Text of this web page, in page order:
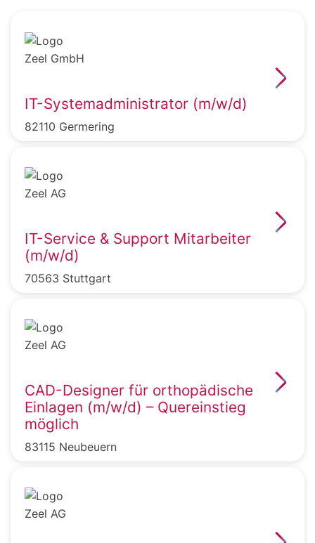
IT-Systemadministrator (m/w/d)
82110 Germering
IT-Service & Support Mitarbeiter
(m/w/d)
70563 Stuttgart
CAD-Designer für orthopädische
Einlagen (m/w/d) – Quereinstieg
möglich
83115 Neubeuern